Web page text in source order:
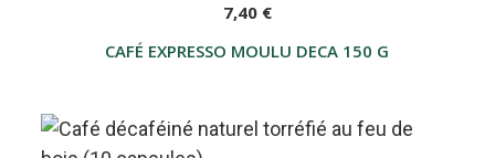
CAFÉ EXPRESSO MOULU DECA 150 G
7,40 €